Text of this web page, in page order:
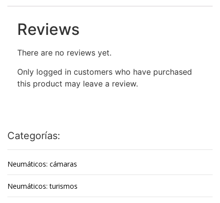
Reviews
There are no reviews yet.
Only logged in customers who have purchased
this product may leave a review.
Categorías:
Neumáticos: cámaras
Neumáticos: turismos